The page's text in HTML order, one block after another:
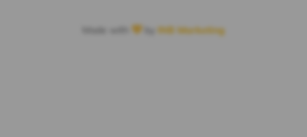
INB Marketing